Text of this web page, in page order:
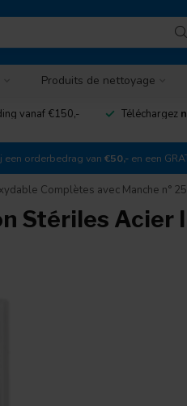
Produits de nettoyage
vanaf €150,- Téléchargez
een orderbedrag van €50,- en een
Complètes avec Manche n°
Stériles Acier